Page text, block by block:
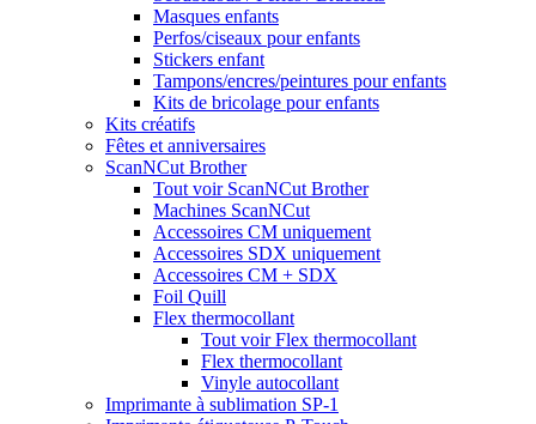
Masques enfants
Perfos/ciseaux pour enfants
Stickers enfant
Tampons/encres/peintures pour enfants
Kits de bricolage pour enfants
Kits créatifs
Fêtes et anniversaires
ScanNCut Brother
Tout voir ScanNCut Brother
Machines ScanNCut
Accessoires CM uniquement
Accessoires SDX uniquement
Accessoires CM + SDX
Foil Quill
Flex thermocollant
Tout voir Flex thermocollant
Flex thermocollant
Vinyle autocollant
Imprimante à sublimation SP-1